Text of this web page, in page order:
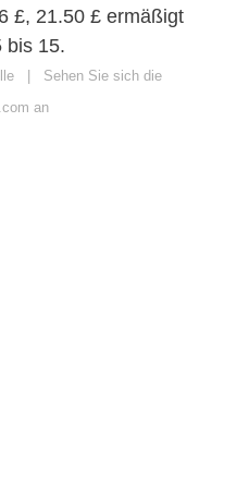
£, 21.50 £ ermäßigt
bis 15.
| Sehen Sie sich die
an